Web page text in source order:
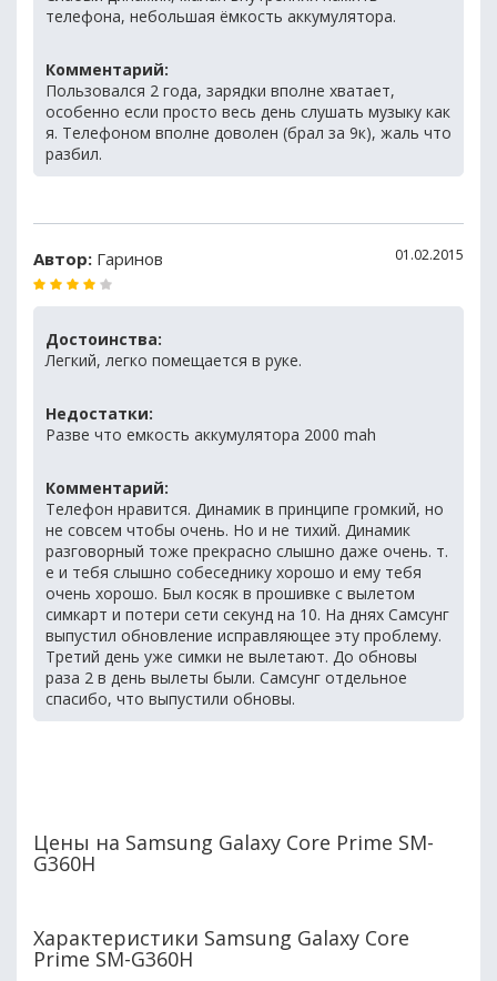
телефона, небольшая ёмкость аккумулятора.
Комментарий:
Пользовался 2 года, зарядки вполне хватает,
особенно если просто весь день слушать музыку как
я. Телефоном вполне доволен (брал за 9к), жаль что
разбил.
Автор: Гаринов 01.02.2015
Достоинства:
Легкий, легко помещается в руке.
Недостатки:
Разве что емкость аккумулятора 2000 mah
Комментарий:
Телефон нравится. Динамик в принципе громкий, но
не совсем чтобы очень. Но и не тихий. Динамик
разговорный тоже прекрасно слышно даже очень. т.
е и тебя слышно собеседнику хорошо и ему тебя
очень хорошо. Был косяк в прошивке с вылетом
симкарт и потери сети секунд на 10. На днях Самсунг
выпустил обновление исправляющее эту проблему.
Третий день уже симки не вылетают. До обновы
раза 2 в день вылеты были. Самсунг отдельное
спасибо, что выпустили обновы.
Цены на Samsung Galaxy Core Prime SM-
G360H
Характеристики Samsung Galaxy Core
Prime SM-G360H